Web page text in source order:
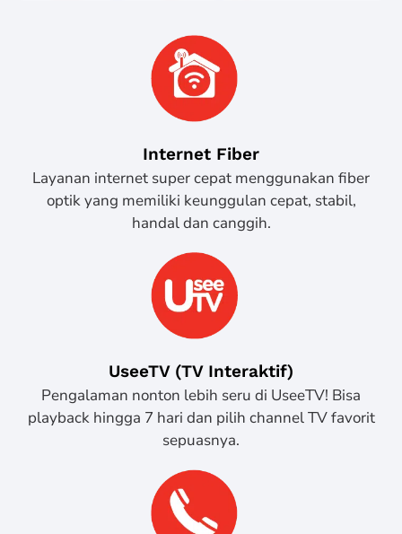
Internet Fiber
Layanan internet super cepat menggunakan fiber
optik yang memiliki keunggulan cepat, stabil,
handal dan canggih.
UseeTV (TV Interaktif)
Pengalaman nonton lebih seru di UseeTV! Bisa
playback hingga 7 hari dan pilih channel TV favorit
sepuasnya.